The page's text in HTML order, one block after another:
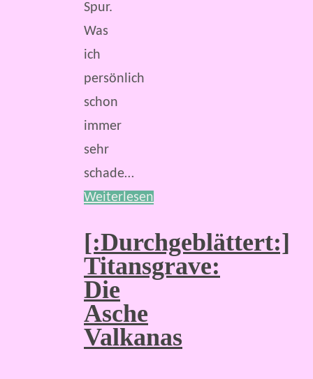
Spur.
Was
ich
persönlich
schon
immer
sehr
schade…
Weiterlesen
[:Durchgeblättert:]
Titansgrave:
Die
Asche
Valkanas